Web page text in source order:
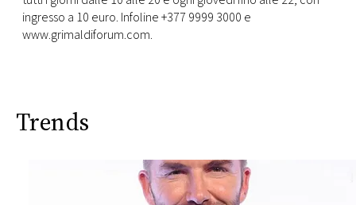
ingresso a 10 euro. Infoline +377 9999 3000 e
www.grimaldiforum.com.
Trends